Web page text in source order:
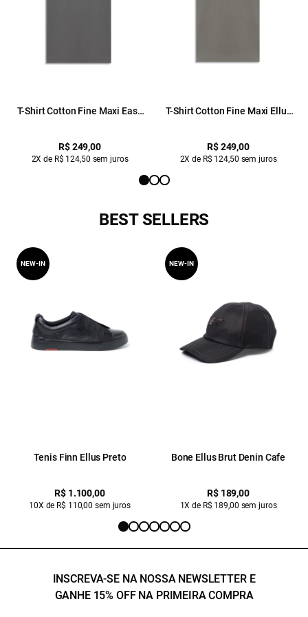
T-Shirt Cotton Fine Maxi Easa
R$ 249,00
2X de R$ 124,50 sem juros
T-Shirt Cotton Fine Maxi Ellus
R$ 249,00
2X de R$ 124,50 sem juros
BEST SELLERS
Tenis Finn Ellus Preto
R$ 1.100,00
10X de R$ 110,00 sem juros
NEW-IN
Bone Ellus Brut Denin Cafe
R$ 189,00
1X de R$ 189,00 sem juros
NEW-IN
INSCREVA-SE NA NOSSA NEWSLETTER E
GANHE 15% OFF NA PRIMEIRA COMPRA